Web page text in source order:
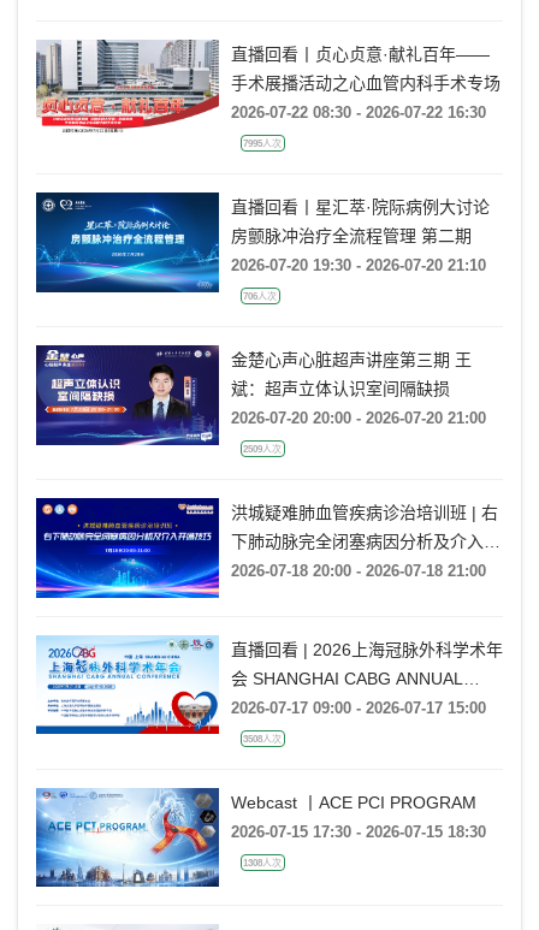
直播回看丨贞心贞意·献礼百年——
手术展播活动之心血管内科手术专场
2026-07-22 08:30 - 2026-07-22 16:30
7995人次
直播回看丨星汇萃·院际病例大讨论
房颤脉冲治疗全流程管理 第二期
2026-07-20 19:30 - 2026-07-20 21:10
706人次
金楚心声心脏超声讲座第三期 王
斌：超声立体认识室间隔缺损
2026-07-20 20:00 - 2026-07-20 21:00
2509人次
洪城疑难肺血管疾病诊治培训班 | 右
下肺动脉完全闭塞病因分析及介入开
通技巧
2026-07-18 20:00 - 2026-07-18 21:00
直播回看 | 2026上海冠脉外科学术年
会 SHANGHAI CABG ANNUAL
CONFERENCE
2026-07-17 09:00 - 2026-07-17 15:00
3508人次
Webcast 丨ACE PCI PROGRAM
2026-07-15 17:30 - 2026-07-15 18:30
1308人次